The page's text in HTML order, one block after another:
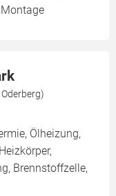
Ölheizung,
Brennstoffzelle,